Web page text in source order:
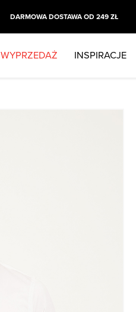
DARMOWA DOSTAWA OD 249 ZŁ
WYPRZEDAŻ INSPIRACJE